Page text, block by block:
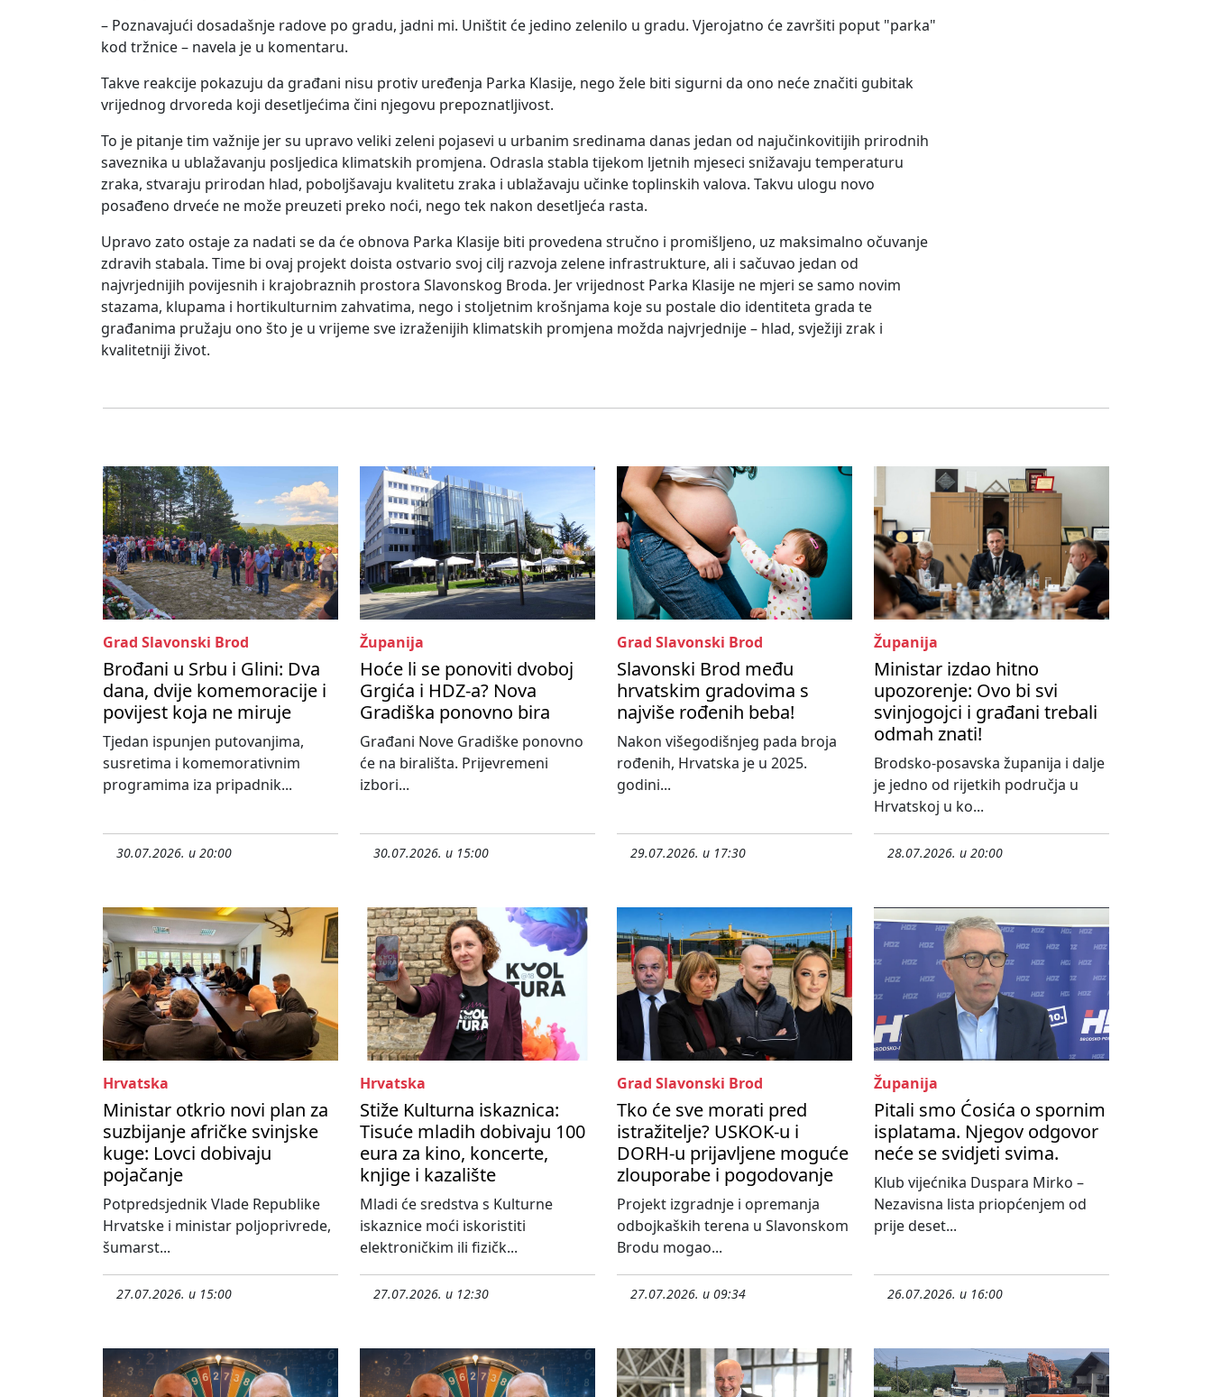
– Poznavajući dosadašnje radove po gradu, jadni mi. Uništit će jedino zelenilo u gradu. Vjerojatno će završiti poput "parka"
kod tržnice – navela je u komentaru.
Takve reakcije pokazuju da građani nisu protiv uređenja Parka Klasije, nego žele biti sigurni da ono neće značiti gubitak
vrijednog drvoreda koji desetljećima čini njegovu prepoznatljivost.
To je pitanje tim važnije jer su upravo veliki zeleni pojasevi u urbanim sredinama danas jedan od najučinkovitijih prirodnih
saveznika u ublažavanju posljedica klimatskih promjena. Odrasla stabla tijekom ljetnih mjeseci snižavaju temperaturu
zraka, stvaraju prirodan hlad, poboljšavaju kvalitetu zraka i ublažavaju učinke toplinskih valova. Takvu ulogu novo
posađeno drveće ne može preuzeti preko noći, nego tek nakon desetljeća rasta.
Upravo zato ostaje za nadati se da će obnova Parka Klasije biti provedena stručno i promišljeno, uz maksimalno očuvanje
zdravih stabala. Time bi ovaj projekt doista ostvario svoj cilj razvoja zelene infrastrukture, ali i sačuvao jedan od
najvrjednijih povijesnih i krajobraznih prostora Slavonskog Broda. Jer vrijednost Parka Klasije ne mjeri se samo novim
stazama, klupama i hortikulturnim zahvatima, nego i stoljetnim krošnjama koje su postale dio identiteta grada te
građanima pružaju ono što je u vrijeme sve izraženijih klimatskih promjena možda najvrjednije – hlad, svježiji zrak i
kvalitetniji život.
Grad Slavonski Brod
Brođani u Srbu i Glini: Dva
dana, dvije komemoracije i
povijest koja ne miruje
Tjedan ispunjen putovanjima,
susretima i komemorativnim
programima iza pripadnik...
30.07.2026. u 20:00
Županija
Hoće li se ponoviti dvoboj
Grgića i HDZ-a? Nova
Gradiška ponovno bira
Građani Nove Gradiške ponovno
će na birališta. Prijevremeni
izbori...
30.07.2026. u 15:00
Grad Slavonski Brod
Slavonski Brod među
hrvatskim gradovima s
najviše rođenih beba!
Nakon višegodišnjeg pada broja
rođenih, Hrvatska je u 2025.
godini...
29.07.2026. u 17:30
Županija
Ministar izdao hitno
upozorenje: Ovo bi svi
svinjogojci i građani trebali
odmah znati!
Brodsko-posavska županija i dalje
je jedno od rijetkih područja u
Hrvatskoj u ko...
28.07.2026. u 20:00
Hrvatska
Ministar otkrio novi plan za
suzbijanje afričke svinjske
kuge: Lovci dobivaju
pojačanje
Potpredsjednik Vlade Republike
Hrvatske i ministar poljoprivrede,
šumarst...
27.07.2026. u 15:00
Hrvatska
Stiže Kulturna iskaznica:
Tisuće mladih dobivaju 100
eura za kino, koncerte,
knjige i kazalište
Mladi će sredstva s Kulturne
iskaznice moći iskoristiti
elektroničkim ili fizičk...
27.07.2026. u 12:30
Grad Slavonski Brod
Tko će sve morati pred
istražitelje? USKOK-u i
DORH-u prijavljene moguće
zlouporabe i pogodovanje
Projekt izgradnje i opremanja
odbojkaških terena u Slavonskom
Brodu mogao...
27.07.2026. u 09:34
Županija
Pitali smo Ćosića o spornim
isplatama. Njegov odgovor
neće se svidjeti svima.
Klub vijećnika Duspara Mirko –
Nezavisna lista priopćenjem od
prije deset...
26.07.2026. u 16:00